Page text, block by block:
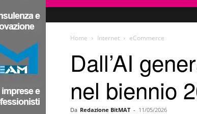
Home Internet eCommerce
Dall’AI
nel biennio
Da Redazione BitMAT - 11/05/2026